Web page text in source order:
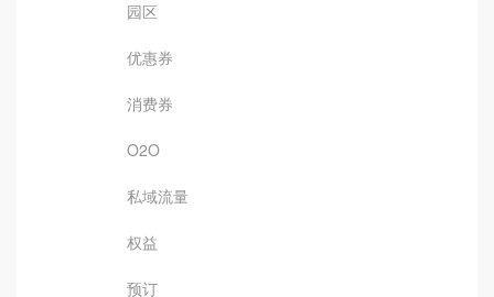
园区
优惠券
消费券
O2O
私域流量
权益
预订